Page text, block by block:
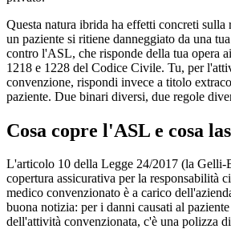
Questa natura ibrida ha effetti concreti sulla
un paziente si ritiene danneggiato da una
contro l'ASL, che risponde della tua opera
1218 e 1228 del Codice Civile. Tu, per
convenzione, rispondi invece a titolo
paziente. Due binari diversi, due regole
Cosa copre l'ASL e cosa
L'articolo 10 della Legge 24/2017 (la Gelli-
copertura assicurativa per la responsabilità
medico convenzionato è a carico
buona notizia: per i danni causati al
dell'attività convenzionata, c'è una polizza